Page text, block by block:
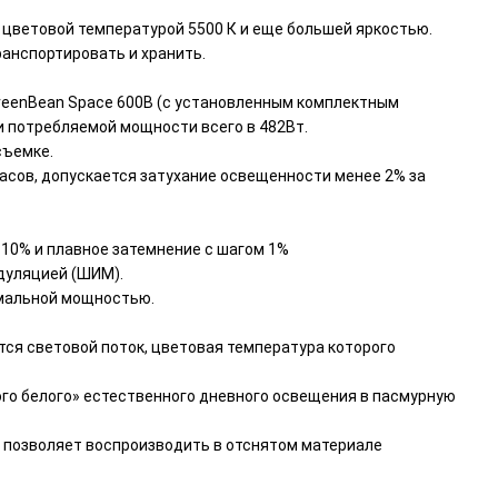
температурой 5500 К и еще большей яркостью.
и хранить.
Space 600B (с установленным комплектным
мощности всего в 482Вт.
допускается затухание освещенности менее 2% за
и плавное затемнение с шагом 1%
(ШИМ).
мощностью.
световой поток, цветовая температура которого
белого» естественного дневного освещения в пасмурную
воспроизводить в отснятом материале